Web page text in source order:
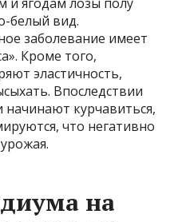
белый вид.
заболевание имеет
Кроме того,
эластичность,
Впоследствии
курчавиться,
что негативно
на